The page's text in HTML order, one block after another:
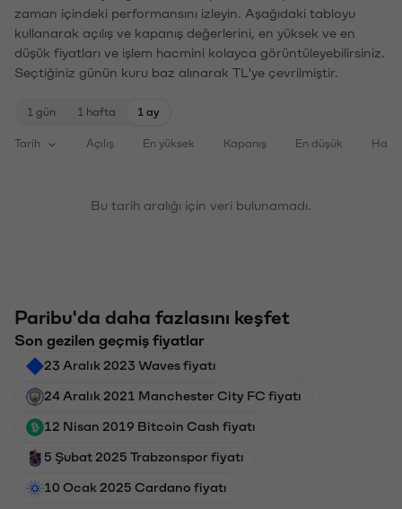
zaman içindeki performansını izleyin. Aşağıdaki tabloyu
kullanarak açılış ve kapanış değerlerini, en yüksek ve en
düşük fiyatları ve işlem hacmini kolayca görüntüleyebilirsiniz.
Seçtiğiniz günün kuru baz alınarak TL'ye çevrilmiştir.
1 gün 1 hafta 1 ay
Tarih Açılış En yüksek Kapanış En düşük
Bu tarih aralığı için veri bulunamadı.
Paribu'da daha fazlasını keşfet
Son gezilen geçmiş fiyatlar
23 Aralık 2023 Waves fiyatı
24 Aralık 2021 Manchester City FC fiyatı
12 Nisan 2019 Bitcoin Cash fiyatı
5 Şubat 2025 Trabzonspor fiyatı
10 Ocak 2025 Cardano fiyatı